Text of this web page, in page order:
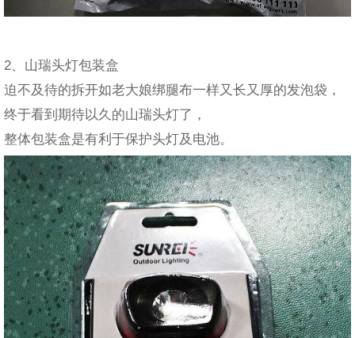
2、山瑞头灯包装盒
迫不及待的拆开如老大娘绑腿布一样又长又厚的发泡袋，
终于看到期待以久的山瑞头灯了，
整体包装盒是有利于保护头灯及电池。